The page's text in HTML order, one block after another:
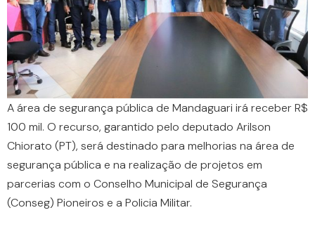
A área de segurança pública de Mandaguari irá receber R$
100 mil. O recurso, garantido pelo deputado Arilson
Chiorato (PT), será destinado para melhorias na área de
segurança pública e na realização de projetos em
parcerias com o Conselho Municipal de Segurança
(Conseg) Pioneiros e a Policia Militar.